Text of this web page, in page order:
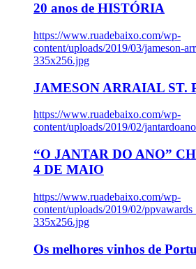
20 anos de HISTÓRIA
https://www.ruadebaixo.com/wp-
content/uploads/2019/03/jameson-
335x256.jpg
JAMESON ARRAIAL ST.
https://www.ruadebaixo.com/wp-
content/uploads/2019/02/
“O JANTAR DO ANO”
4 DE MAIO
https://www.ruadebaixo.com/wp-
content/uploads/2019/02/
335x256.jpg
Os melhores vinhos de